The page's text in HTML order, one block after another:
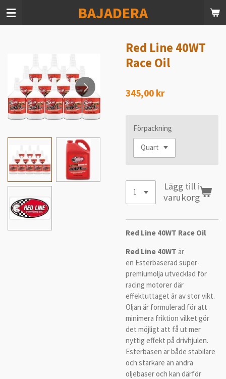
Hoppa
BAJADERA
Red Line 40WT
Race Oil
345,00 kr
Förpackning
Lägg till i
varukorg
Red Line 40WT Race Oil
Red Line 40WT är
en Esterbaserad super-
premiumolja utvecklad för
racing motorer där
effektuttaget är av stor vikt.
Oljan är formulerad för att
minimera friktion vilket gör
det möjligt att få ut mer
nyttig effekt på drivhjulen.
Esterbasen är både stabilare
och starkare än andra
oljebaser och kan därför